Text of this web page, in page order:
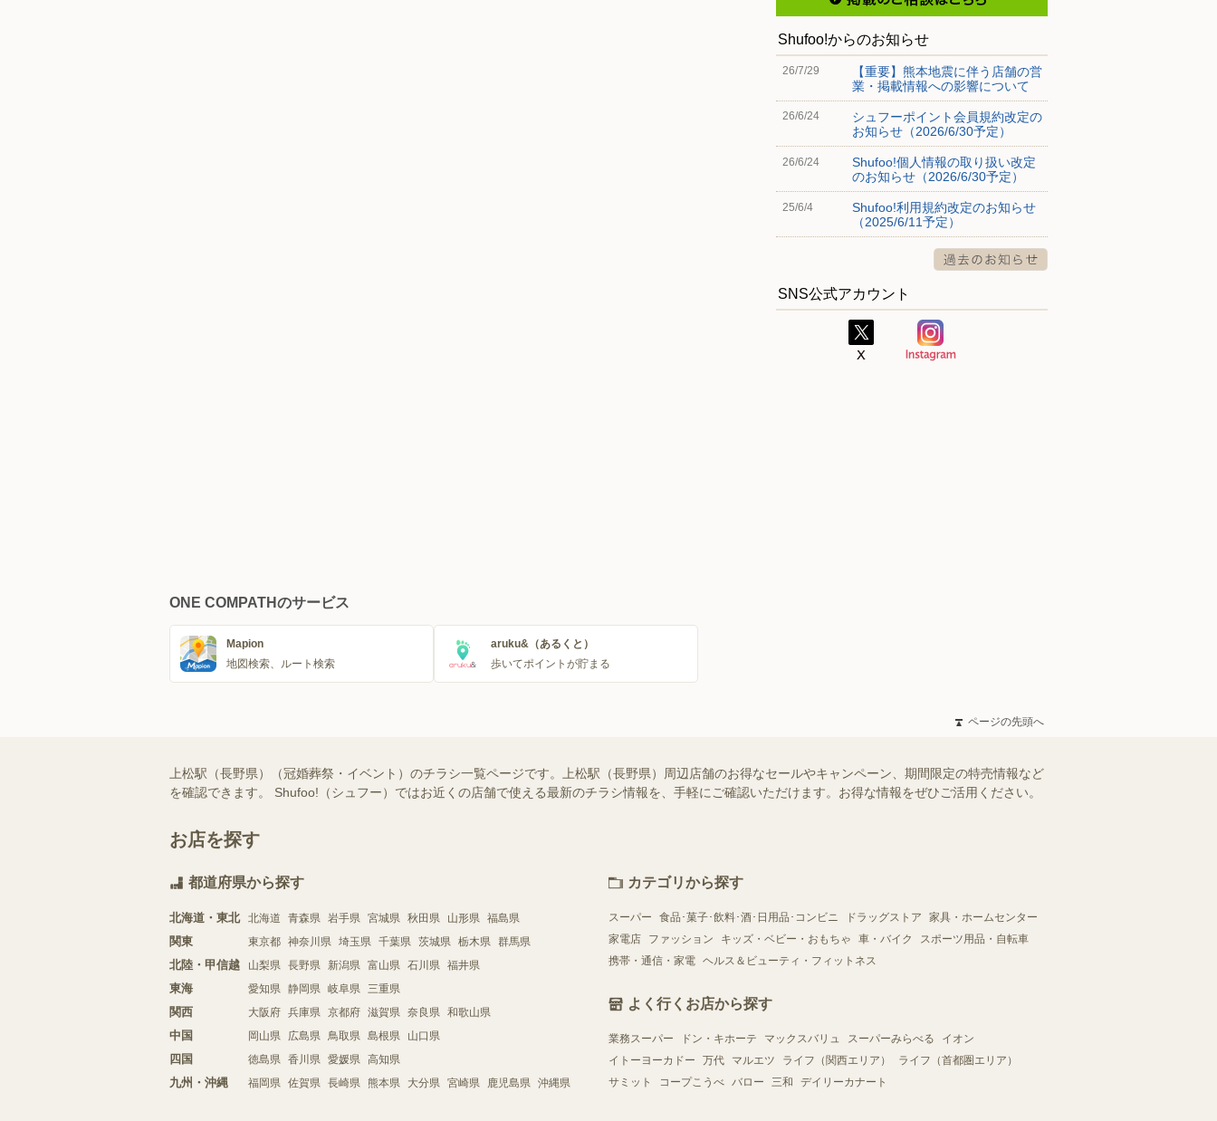
Shufoo!からのお知らせ
26/7/29
【重要】熊本地震に伴う店舗の営
業・掲載情報への影響について
26/6/24
シュフーポイント会員規約改定の
お知らせ（2026/6/30予定）
26/6/24
Shufoo!個人情報の取り扱い改定
のお知らせ（2026/6/30予定）
25/6/4
Shufoo!利用規約改定のお知らせ
（2025/6/11予定）
SNS公式アカウント
ONE COMPATHのサービス
Mapion
地図検索、ルート検索
aruku&（あるくと）
歩いてポイントが貯まる
ページの先頭へ
上松駅（長野県）（冠婚葬祭・イベント）のチラシ一覧ページです。上松駅（長野県）周辺店舗のお得なセールやキャンペーン、期間限定の特売情報など
を確認できます。 Shufoo!（シュフー）ではお近くの店舗で使える最新のチラシ情報を、手軽にご確認いただけます。お得な情報をぜひご活用ください。
お店を探す
都道府県から探す
北海道・東北 北海道 青森県 岩手県 宮城県 秋田県 山形県 福島県
関東 東京都 神奈川県 埼玉県 千葉県 茨城県 栃木県 群馬県
北陸・甲信越 山梨県 長野県 新潟県 富山県 石川県 福井県
東海 愛知県 静岡県 岐阜県 三重県
関西 大阪府 兵庫県 京都府 滋賀県 奈良県 和歌山県
中国 岡山県 広島県 鳥取県 島根県 山口県
四国 徳島県 香川県 愛媛県 高知県
九州・沖縄 福岡県 佐賀県 長崎県 熊本県 大分県 宮崎県 鹿児島県 沖縄県
カテゴリから探す
スーパー 食品･菓子･飲料･酒･日用品･コンビニ ドラッグストア
家具・ホームセンター
家電店
ファッション キッズ・ベビー・おもちゃ 車・バイク
スポーツ用品・自転車
携帯・通信・家電 ヘルス＆ビューティ・フィットネス
よく行くお店から探す
業務スーパー ドン・キホーテ マックスバリュ スーパーみらべる
イオン
イトーヨーカドー
万代 マルエツ ライフ（関西エリア）
ライフ（首都圏エリア）
サミット
コープこうべ バロー 三和 デイリーカナート